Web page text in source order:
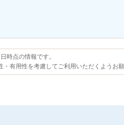
時点の情報です。
・有用性を考慮してご利用いただくようお願